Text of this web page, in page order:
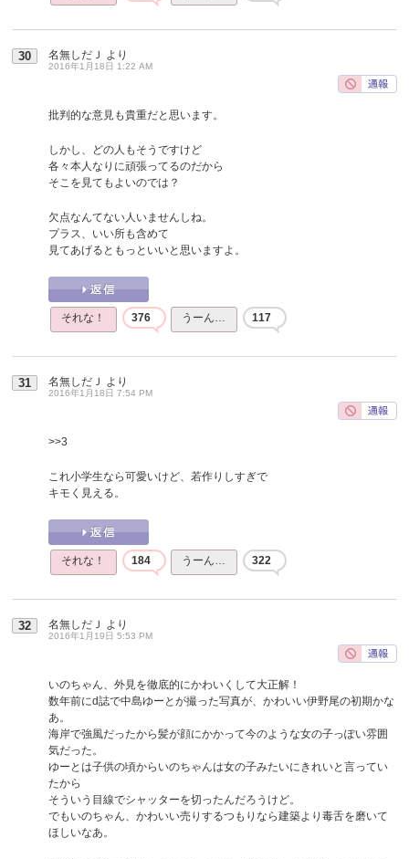
30 名無しだＪ より
2016年1月18日 1:22 AM
批判的な意見も貴重だと思います。
しかし、どの人もそうですけど
各々本人なりに頑張ってるのだから
そこを見てもよいのでは？
欠点なんてない人いませんしね。
プラス、いい所も含めて
見てあげるともっといいと思いますよ。
それな！ 376 うーん… 117
31 名無しだＪ より
2016年1月18日 7:54 PM
>>3
これ小学生なら可愛いけど、若作りしすぎで
キモく見える。
それな！ 184 うーん… 322
32 名無しだＪ より
2016年1月19日 5:53 PM
いのちゃん、外見を徹底的にかわいくして大正解！
数年前にd誌で中島ゆーとが撮った写真が、かわいい伊野尾の初期かな
あ。
海岸で強風だったから髪が顔にかかって今のような女の子っぽい雰囲
気だった。
ゆーとは子供の頃からいのちゃんは女の子みたいにきれいと言ってい
たから
そういう目線でシャッターを切ったんだろうけど。
でもいのちゃん、かわいい売りするつもりなら建築より毒舌を磨いて
ほしいなあ。